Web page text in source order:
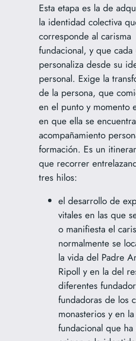
Esta etapa es la de
la identidad colectiva
corresponde al carisma
fundacional, y que cada
personaliza desde su
personal. Exige la
de la persona, que
en el punto y momento
en que ella se
acompañamiento
formación. Es un
que recorrer
tres hilos:
el desarrollo de
vitales en las que
o manifiesta el
normalmente se
la vida del Padre
Ripoll y en la del
diferentes
fundadoras de los
monasterios y en
fundacional que